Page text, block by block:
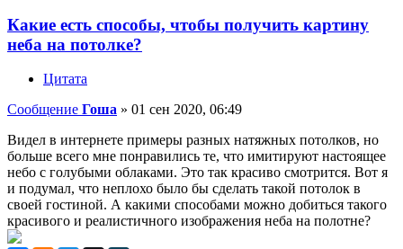
Какие есть способы, чтобы получить картину
неба на потолке?
Цитата
Сообщение Гоша » 01 сен 2020, 06:49
Видел в интернете примеры разных натяжных потолков, но
больше всего мне понравились те, что имитируют настоящее
небо с голубыми облаками. Это так красиво смотрится. Вот я
и подумал, что неплохо было бы сделать такой потолок в
своей гостиной. А какими способами можно добиться такого
красивого и реалистичного изображения неба на полотне?